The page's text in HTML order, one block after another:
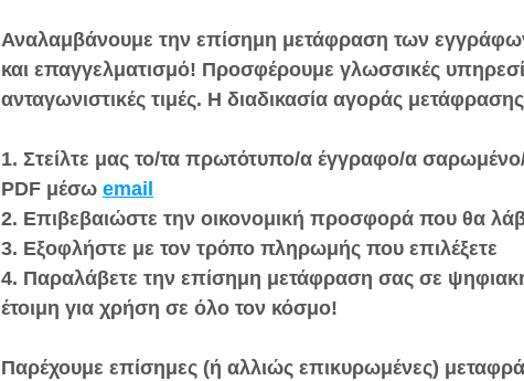
Αναλαμβάνουμε την επίσημη μετάφραση των
και επαγγελματισμό! Προσφέρουμε γλωσσικές
ανταγωνιστικές τιμές. Η διαδικασία αγοράς
1. Στείλτε μας το/τα πρωτότυπο/α έγγραφο/α
PDF μέσω email
2. Επιβεβαιώστε την οικονομική προσφορά που θα
3. Εξοφλήστε με τον τρόπο πληρωμής που επιλέξετε
4. Παραλάβετε την επίσημη μετάφραση σας σε
έτοιμη για χρήση σε όλο τον κόσμο!
Παρέχουμε επίσημες (ή αλλιώς επικυρωμένες)